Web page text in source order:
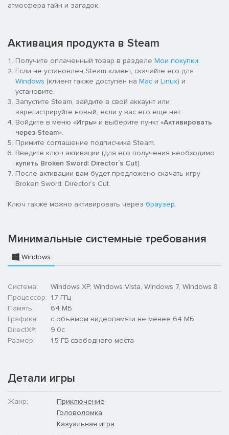
атмосфера тайн и загадок.
Активация продукта в Steam
Получите оплаченный товар в разделе Мои покупки.
Если не установлен Steam клиент, скачайте его для
Windows (клиент также доступен на Mac и Linux) и
установите.
Запустите Steam, зайдите в свой аккаунт или
зарегистрируйте новый, если у вас его еще нет.
Войдите в меню «Игры» и выберите пункт «Активировать
через Steam».
Примите соглашение подписчика Steam.
Введите ключ активации (для его получения необходимо
купить Broken Sword: Director´s Cut).
После активации вам будет предложено скачать игру
Broken Sword: Director´s Cut.
Ключ также можно активировать через браузер.
Минимальные системные требования
Windows
Система:
Windows XP, Windows Vista, Windows 7, Windows 8
Процессор: 1.7 ГГц
Память:
64 MБ
Графика:
с объемом видеопамяти не менее 64 МБ
DirectX®:
9.0c
Размер:
1.5 ГБ свободного места
Детали игры
Жанр:
Приключение
Головоломка
Казуальная игра